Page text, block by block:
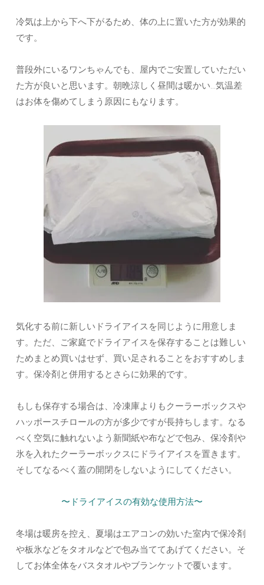
冷気は上から下へ下がるため、体の上に置いた方が効果的
です。
普段外にいるワンちゃんでも、屋内でご安置していただい
た方が良いと思います。朝晩涼しく昼間は暖かい…気温差
はお体を傷めてしまう原因にもなります。
気化する前に新しいドライアイスを同じように用意しま
す。ただ、ご家庭でドライアイスを保存することは難しい
ためまとめ買いはせず、買い足されることをおすすめしま
す。保冷剤と併用するとさらに効果的です。
もしも保存する場合は、冷凍庫よりもクーラーボックスや
ハッポースチロールの方が多少ですが長持ちします。なる
べく空気に触れないよう新聞紙や布などで包み、保冷剤や
氷を入れたクーラーボックスにドライアイスを置きます。
そしてなるべく蓋の開閉をしないようにしてください。
〜ドライアイスの有効な使用方法〜
冬場は暖房を控え、夏場はエアコンの効いた室内で保冷剤
や板氷などをタオルなどで包み当ててあげてください。そ
してお体全体をバスタオルやブランケットで覆います。